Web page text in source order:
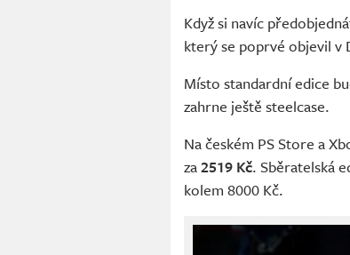
Když si navíc
který se poprvé objevil v
Místo standardní edice
zahrne ještě steelcase.
Na českém PS Store a
za2519 Kč. Sběratelská
kolem 8000 Kč.